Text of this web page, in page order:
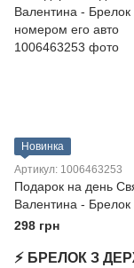
Новинка
Артикул: 1006463253
Подарок на день
Валентина - Брелок
номером его авто
298 грн
⚡ БРЕЛОК З